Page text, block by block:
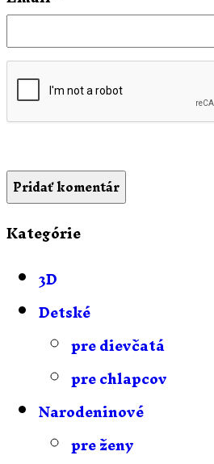
Kategórie
3D
Detské
pre dievčatá
pre chlapcov
Narodeninové
pre ženy